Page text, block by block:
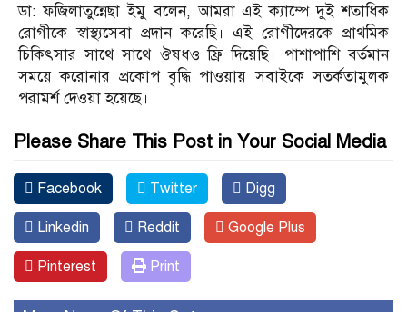
ডা: ফজিলাতুন্নেছা ইমু বলেন, আমরা এই ক্যাম্পে দুই শতাধিক
রোগীকে স্বাস্থ্যসেবা প্রদান করেছি। এই রোগীদেরকে প্রাথমিক
চিকিৎসার সাথে সাথে ঔষধও ফ্রি দিয়েছি। পাশাপাশি বর্তমান
সময়ে করোনার প্রকোপ বৃদ্ধি পাওয়ায় সবাইকে সতর্কতামুলক
পরামর্শ দেওয়া হয়েছে।
Please Share This Post in Your Social Media
Facebook Twitter Digg
Linkedin Reddit Google Plus
Pinterest Print